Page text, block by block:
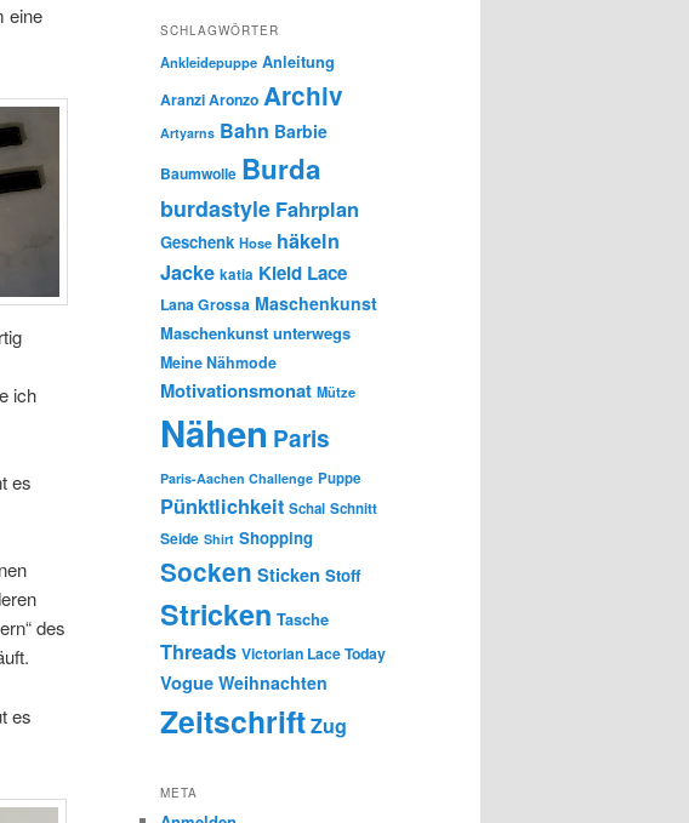
eine
ich
es
des
es
SCHLAGWÖRTER
Ankleidepuppe Anleitung
Aranzi Aronzo Archiv
Artyarns Bahn Barbie
Baumwolle Burda
burdastyle Fahrplan
Geschenk Hose häkeln
Jacke katia Kleid Lace
Lana Grossa Maschenkunst
Maschenkunst unterwegs
Meine Nähmode
Motivationsmonat Mütze
Nähen Paris
Paris-Aachen Challenge Puppe
Pünktlichkeit Schal Schnitt
Seide Shirt Shopping
Socken Sticken Stoff
Stricken Tasche
Threads Victorian Lace Today
Vogue Weihnachten
ZeitschriftZug
META